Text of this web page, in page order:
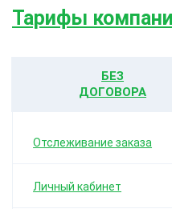
Тарифы
БЕЗ
ДОГОВОРА
Отслеживание заказа
Личный кабинет